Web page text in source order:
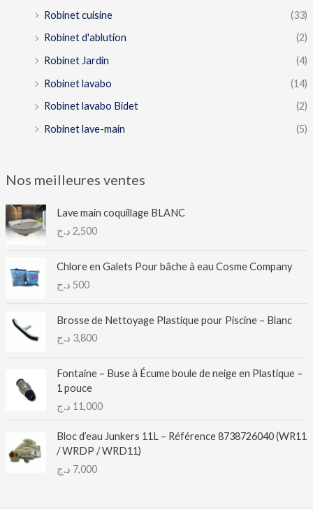
Robinet cuisine
(33)
Robinet d'ablution
(2)
Robinet Jardin
(4)
Robinet lavabo
(14)
Robinet lavabo Bidet
(2)
Robinet lave-main
(5)
Nos meilleures ventes
Lave main coquillage BLANC
2,500 د.ج
Chlore en Galets Pour bâche à eau Cosme Company
500 د.ج
Brosse de Nettoyage Plastique pour Piscine – Blanc
3,800 د.ج
Fontaine – Buse à Écume boule de neige en Plastique –
1 pouce
11,000 د.ج
Bloc d’eau Junkers 11L – Référence 8738726040 (WR11
/ WRDP / WRD11)
7,000 د.ج